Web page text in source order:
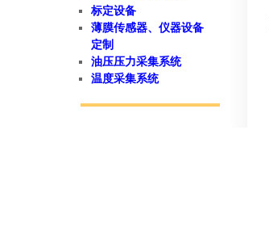
标定设备
薄膜传感器、仪器设备
定制
油压压力采集系统
温度采集系统